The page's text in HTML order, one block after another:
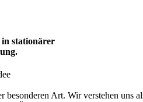
stationärer
besonderen Art. Wir verstehen